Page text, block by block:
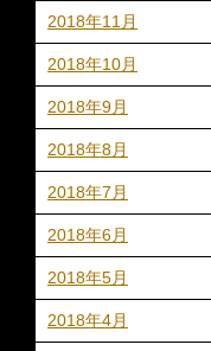
2018年11月
2018年10月
2018年9月
2018年8月
2018年7月
2018年6月
2018年5月
2018年4月